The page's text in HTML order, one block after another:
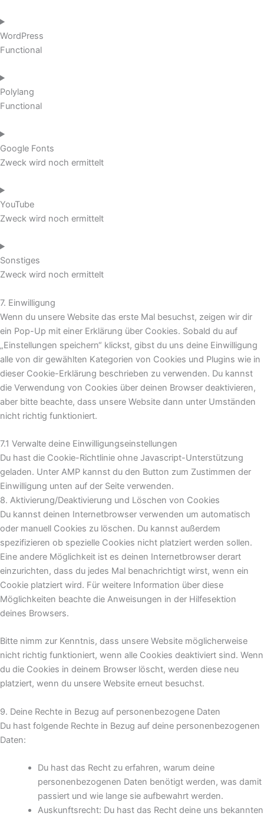
WordPress
Functional
Polylang
Functional
Google Fonts
Zweck wird noch ermittelt
YouTube
Zweck wird noch ermittelt
Sonstiges
Zweck wird noch ermittelt
7. Einwilligung
Wenn du unsere Website das erste Mal besuchst, zeigen wir dir
ein Pop-Up mit einer Erklärung über Cookies. Sobald du auf
„Einstellungen speichern“ klickst, gibst du uns deine Einwilligung
alle von dir gewählten Kategorien von Cookies und Plugins wie in
dieser Cookie-Erklärung beschrieben zu verwenden. Du kannst
die Verwendung von Cookies über deinen Browser deaktivieren,
aber bitte beachte, dass unsere Website dann unter Umständen
nicht richtig funktioniert.
7.1 Verwalte deine Einwilligungseinstellungen
Du hast die Cookie-Richtlinie ohne Javascript-Unterstützung
geladen. Unter AMP kannst du den Button zum Zustimmen der
Einwilligung unten auf der Seite verwenden.
8. Aktivierung/Deaktivierung und Löschen von Cookies
Du kannst deinen Internetbrowser verwenden um automatisch
oder manuell Cookies zu löschen. Du kannst außerdem
spezifizieren ob spezielle Cookies nicht platziert werden sollen.
Eine andere Möglichkeit ist es deinen Internetbrowser derart
einzurichten, dass du jedes Mal benachrichtigt wirst, wenn ein
Cookie platziert wird. Für weitere Information über diese
Möglichkeiten beachte die Anweisungen in der Hilfesektion
deines Browsers.
Bitte nimm zur Kenntnis, dass unsere Website möglicherweise
nicht richtig funktioniert, wenn alle Cookies deaktiviert sind. Wenn
du die Cookies in deinem Browser löscht, werden diese neu
platziert, wenn du unsere Website erneut besuchst.
9. Deine Rechte in Bezug auf personenbezogene Daten
Du hast folgende Rechte in Bezug auf deine personenbezogenen
Daten:
Du hast das Recht zu erfahren, warum deine
personenbezogenen Daten benötigt werden, was damit
passiert und wie lange sie aufbewahrt werden.
Auskunftsrecht: Du hast das Recht deine uns bekannten